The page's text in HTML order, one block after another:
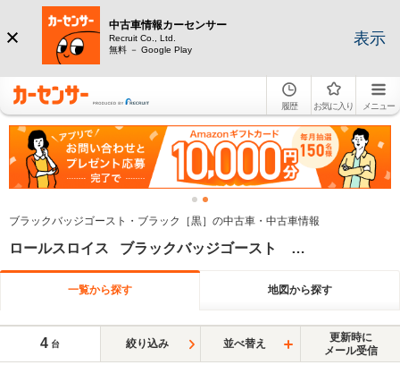
中古車情報カーセンサー
Recruit Co., Ltd.
無料 － Google Play
表示
履歴 お気に入り メニュー
ブラックバッジゴースト・ブラック［黒］の中古車・中古車情報
ロールスロイス ブラックバッジゴースト ブラック系
一覧から探す 地図から探す
4 台 絞り込み 並べ替え
更新時に
メール受信